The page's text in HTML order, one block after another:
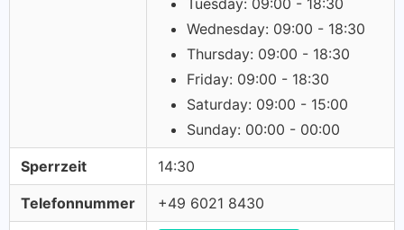
Tuesday: 09:00 - 18:30
Wednesday: 09:00 - 18:30
Thursday: 09:00 - 18:30
Friday: 09:00 - 18:30
Saturday: 09:00 - 15:00
Sunday: 00:00 - 00:00
Sperrzeit 14:30
Telefonnummer +49 6021 8430